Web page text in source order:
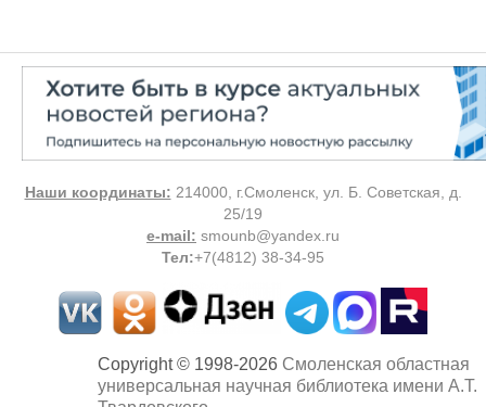
Наши координаты: 214000, г.Смоленск, ул. Б. Советская, д.
25/19
e-mail: smounb@yandex.ru
Тел:+7(4812) 38-34-95
Copyright © 1998-2026 Смоленская областная
универсальная научная библиотека имени А.Т.